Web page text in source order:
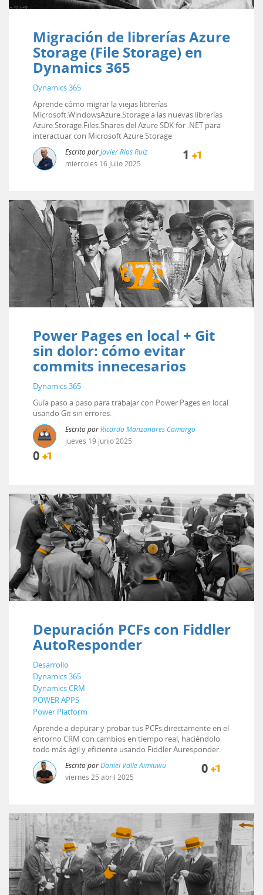
Migración de librerías Azure
Storage (File Storage) en
Dynamics 365
Dynamics 365
Aprende cómo migrar la viejas librerías
Microsoft.WindowsAzure.Storage a las nuevas librerías
Azure.Storage.Files.Shares del Azure SDK for .NET para
interactuar con Microsoft Azure Storage
Escrito porJavier Rios Ruiz
miércoles 16 julio2025
1
Power Pages en local + Git
sin dolor: cómo evitar
commits innecesarios
Dynamics 365
Guía paso a paso para trabajar con Power Pages en local
usando Git sin errores.
Escrito porRicardo Manzanares Camargo
jueves 19 junio2025
0
Depuración PCFs con Fiddler
AutoResponder
Desarrollo
Dynamics 365
Dynamics CRM
POWER APPS
Power Platform
Aprende a depurar y probar tus PCFs directamente en el
entorno CRM con cambios en tiempo real, haciéndolo
todo más ágil y eficiente usando Fiddler Auresponder.
Escrito porDaniel Valle Aimiuwu
viernes 25 abril 2025
0